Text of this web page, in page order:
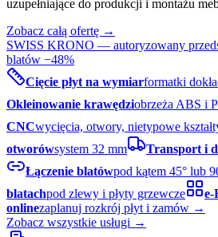
uzupełniające do produkcji i montażu
Zobacz całą ofertę →
SWISS KRONO — autoryzowany
blatów −48%
Cięcie płyt na wymiarformatki
Okleinowanie krawędziobrzeża ABS i
CNCwycięcia, otwory, nietypowe
otworówsystem 32 mm Transport i
Łączenie blatówpod kątem 45° lub
blatachpod zlewy i płyty grzewcze
onlinezaplanuj rozkrój płyt i zamów →
Zobacz wszystkie usługi →